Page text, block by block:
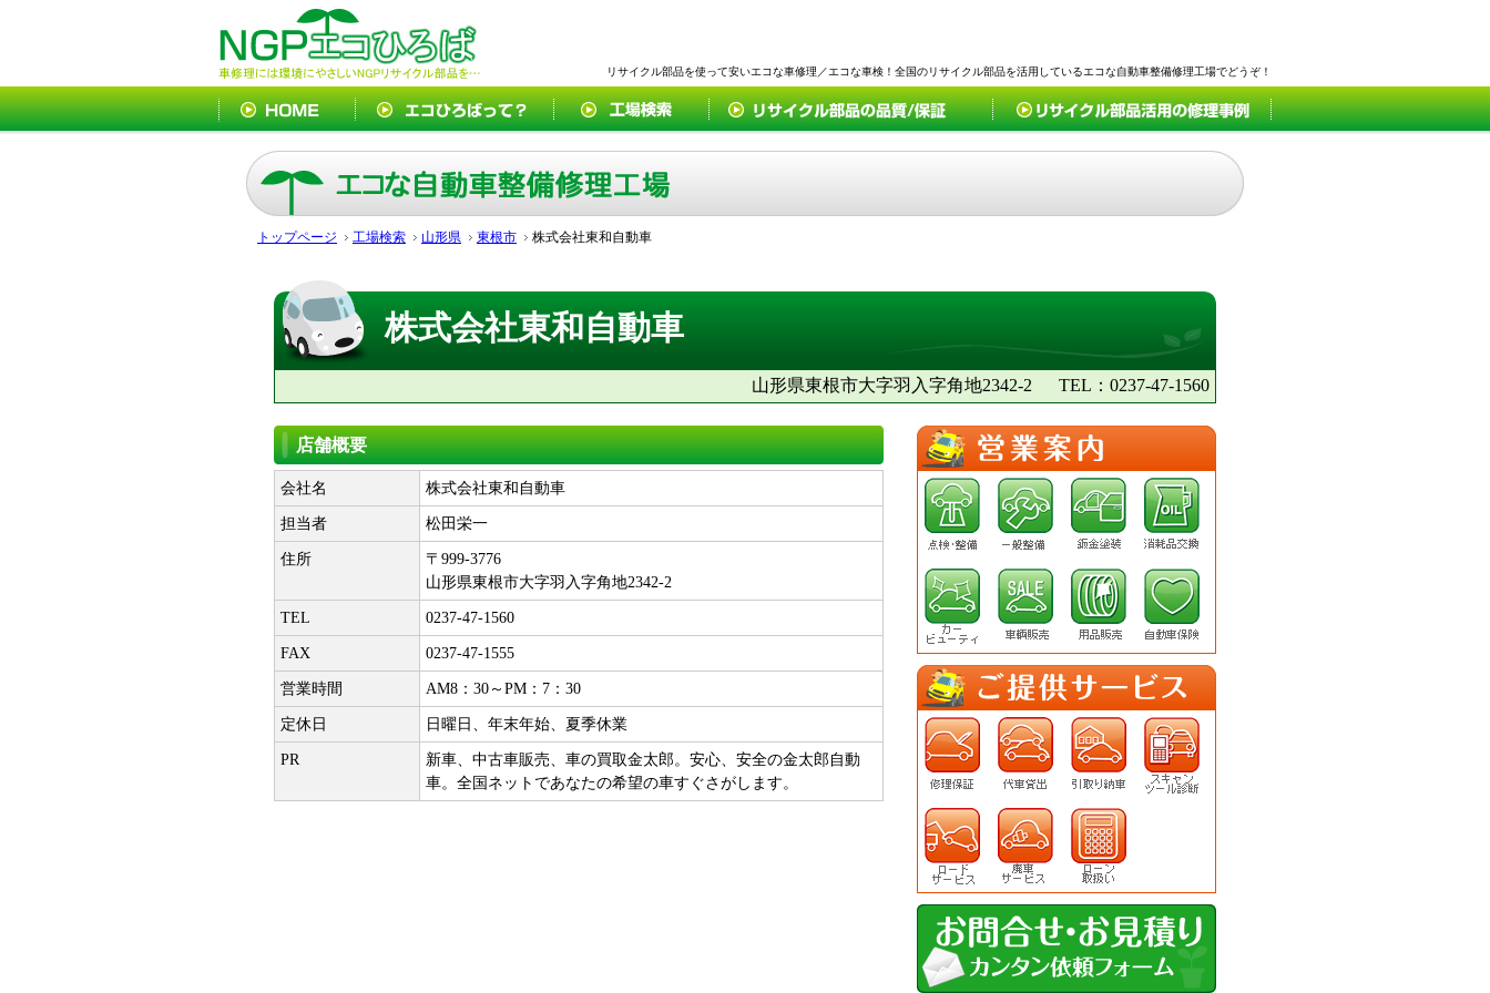
リサイクル部品を使って安いエコな車修理／エコな車検！全国のリサイクル部品を活用しているエコな自動車整備修理工場でどうぞ！
トップページ 工場検索 山形県 東根市 株式会社東和自動車
株式会社東和自動車
山形県東根市大字羽入字角地2342-2 TEL：0237-47-1560
店舗概要
会社名 株式会社東和自動車
担当者 松田栄一
住所
〒999-3776
山形県東根市大字羽入字角地2342-2
TEL 0237-47-1560
FAX 0237-47-1555
営業時間 AM8：30～PM：7：30
定休日 日曜日、年末年始、夏季休業
PR
新車、中古車販売、車の買取金太郎。安心、安全の金太郎自動
車。全国ネットであなたの希望の車すぐさがします。